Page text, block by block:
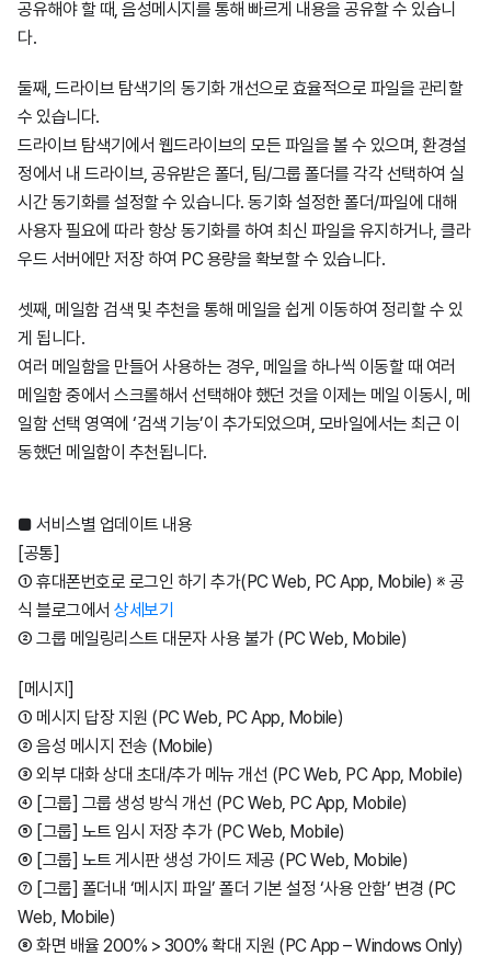
4월10일
1월21일
6월11일
5월28일
2월20일
2월7일
1월5일
7월13일
4월6일
3월7일
3월2일
2월20일
2월16일
1월12일
5월30일
5월26일
2월4일
1월25일
1월20일
8월5일
7월8일
6월24일
5월27일
4월21일
4월20일
3월5일
2월19일
8월25일
6월18일
4월28일
4월22일
4월21일
2월6일
9월25일
7월25일
7월23일
7월11일
5월30일
4월17일
3월20일
2월26일
11월21일
11월8일
10월11일
9월11일
7월19일
4월19일
1월11일
6월19일
5월16일
5월8일
4월10일
3월14일
2월13일
1월21일
7월24일
7월18일
6월13일
5월8일
4월25일
4월4일
3월14일
2월21일
1월17일
9월6일
9월4일
6월4일
공유해야 할 때, 음성메시지를 통해 빠르게 내용을 공유할 수 있습니
다.
둘째, 드라이브 탐색기의 동기화 개선으로 효율적으로 파일을 관리할
수 있습니다.
드라이브 탐색기에서 웹드라이브의 모든 파일을 볼 수 있으며, 환경설
정에서 내 드라이브, 공유받은 폴더, 팀/그룹 폴더를 각각 선택하여 실
시간 동기화를 설정할 수 있습니다. 동기화 설정한 폴더/파일에 대해
사용자 필요에 따라 항상 동기화를 하여 최신 파일을 유지하거나, 클라
우드 서버에만 저장 하여 PC 용량을 확보할 수 있습니다.
셋째, 메일함 검색 및 추천을 통해 메일을 쉽게 이동하여 정리할 수 있
게 됩니다.
여러 메일함을 만들어 사용하는 경우, 메일을 하나씩 이동할 때 여러
메일함 중에서 스크롤해서 선택해야 했던 것을 이제는 메일 이동시, 메
일함 선택 영역에 ‘검색 기능’이 추가되었으며, 모바일에서는 최근 이
동했던 메일함이 추천됩니다.
■ 서비스별 업데이트 내용
[공통]
① 휴대폰번호로 로그인 하기 추가(PC Web, PC App, Mobile) ※ 공
식 블로그에서 상세보기
② 그룹 메일링리스트 대문자 사용 불가 (PC Web, Mobile)
[메시지]
① 메시지 답장 지원 (PC Web, PC App, Mobile)
② 음성 메시지 전송 (Mobile)
③ 외부 대화 상대 초대/추가 메뉴 개선 (PC Web, PC App, Mobile)
④ [그룹] 그룹 생성 방식 개선 (PC Web, PC App, Mobile)
⑤ [그룹] 노트 임시 저장 추가 (PC Web, Mobile)
⑥ [그룹] 노트 게시판 생성 가이드 제공 (PC Web, Mobile)
⑦ [그룹] 폴더내 ‘메시지 파일’ 폴더 기본 설정 ‘사용 안함’ 변경 (PC
Web, Mobile)
⑧ 화면 배율 200% > 300% 확대 지원 (PC App – Windows Only)